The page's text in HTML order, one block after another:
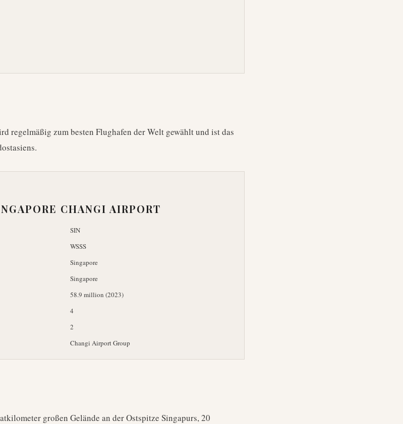
regelmäßig zum besten Flughafen der Welt gewählt und ist das
CHANGI AIRPORT
SIN
WSSS
Singapore
Singapore
58.9 million (2023)
4
2
Changi Airport Group
großen Gelände an der Ostspitze Singapurs, 20